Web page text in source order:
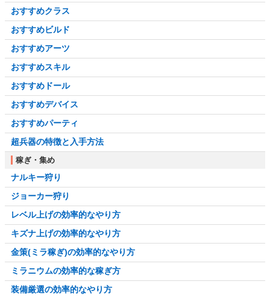
おすすめクラス
おすすめビルド
おすすめアーツ
おすすめスキル
おすすめドール
おすすめデバイス
おすすめパーティ
超兵器の特徴と入手方法
稼ぎ・集め
ナルキー狩り
ジョーカー狩り
レベル上げの効率的なやり方
キズナ上げの効率的なやり方
金策(ミラ稼ぎ)の効率的なやり方
ミラニウムの効率的な稼ぎ方
装備厳選の効率的なやり方